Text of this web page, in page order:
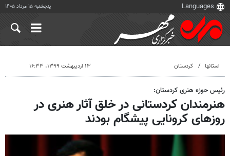
پنجشنبه ۱۵ مرداد ۱۴۰۵
استانها کردستان ۱۳ اردیبهشت ۱۳۹۹، ۱۶:۳۳
رئیس حوزه هنری کردستان:
هنرمندان کردستانی در خلق آثار هنری در
روزهای کرونایی پیشگام بودند